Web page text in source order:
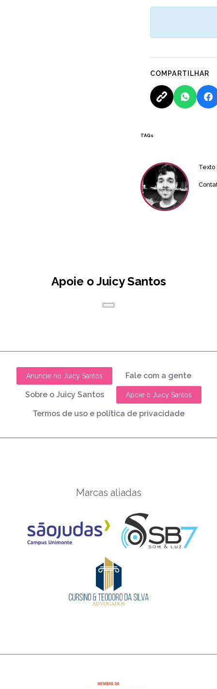
COMPARTILHAR
TAGs
Texto
Apoie o Juicy Santos
Anuncie no Juicy Santos Fale com a gente
Sobre o Juicy Santos Apoie o Juicy Santos
Termos de uso e política de privacidade
Marcas aliadas